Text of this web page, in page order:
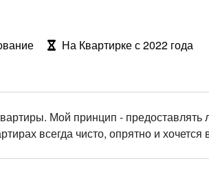
На Квартирке с 2022 года
Мой принцип - предоставлять
всегда чисто, опрятно и хочется